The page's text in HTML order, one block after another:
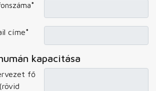
*
címe*
kapacitása
fő